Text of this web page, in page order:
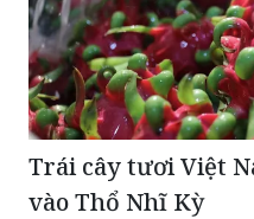
Trái cây tươi Việt
vào Thổ Nhĩ Kỳ